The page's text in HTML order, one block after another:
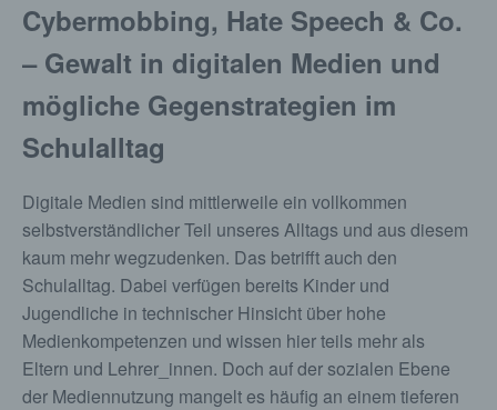
Cybermobbing, Hate Speech & Co.
– Gewalt in digitalen Medien und
mögliche Gegenstrategien im
Schulalltag
Digitale Medien sind mittlerweile ein vollkommen
selbstverständlicher Teil unseres Alltags und aus diesem
kaum mehr wegzudenken. Das betrifft auch den
Schulalltag. Dabei verfügen bereits Kinder und
Jugendliche in technischer Hinsicht über hohe
Medienkompetenzen und wissen hier teils mehr als
Eltern und Lehrer_innen. Doch auf der sozialen Ebene
der Mediennutzung mangelt es häufig an einem tieferen